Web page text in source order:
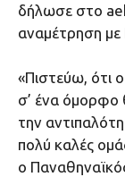
δήλωσε στο
αναμέτρηση
«Πιστεύω, ότι
σ’ ένα όμορφο
την
πολύ καλές
ο